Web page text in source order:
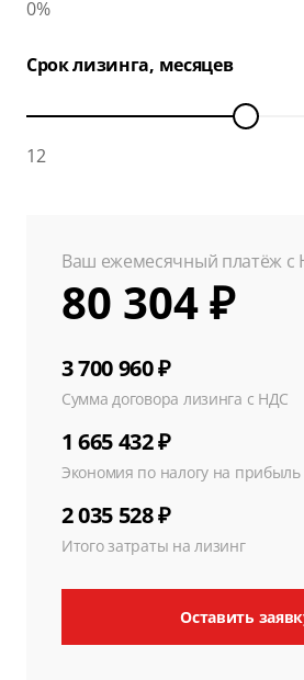
0%
Срок лизинга, месяцев
12
Ваш ежемесячный платёж с
80 304 ₽
3 700 960 ₽
Сумма договора лизинга с НДС
1 665 432 ₽
Экономия по налогу на
2 035 528 ₽
Итого затраты на лизинг
Оставить